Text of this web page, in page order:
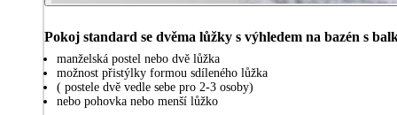
Pokoj standard se dvěma lůžky s výhledem na bazén s
manželská postel nebo dvě lůžka
možnost přistýlky formou sdíleného lůžka
( postele dvě vedle sebe pro 2-3 osoby)
nebo pohovka nebo menší lůžko